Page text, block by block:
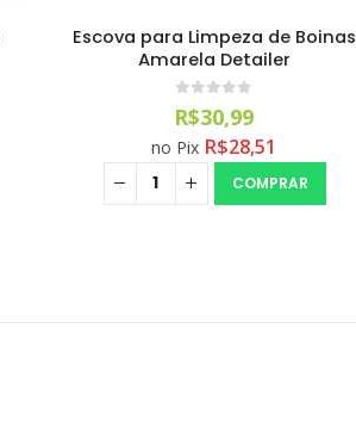
Escova para Limpeza de Boinas
Amarela Detailer
out of 5
R$30,99
no Pix R$28,51
COMPRAR